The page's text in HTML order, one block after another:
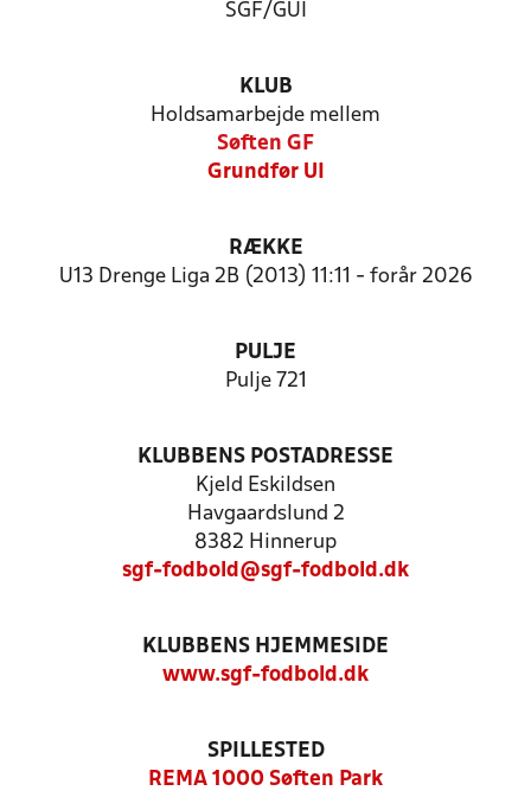
SGF/GUI
KLUB
Holdsamarbejde mellem
Søften GF
Grundfør UI
RÆKKE
U13 Drenge Liga 2B (2013) 11:11 - forår 2026
PULJE
Pulje 721
KLUBBENS POSTADRESSE
Kjeld Eskildsen
Havgaardslund 2
8382 Hinnerup
sgf-fodbold@sgf-fodbold.dk
KLUBBENS HJEMMESIDE
www.sgf-fodbold.dk
SPILLESTED
REMA 1000 Søften Park